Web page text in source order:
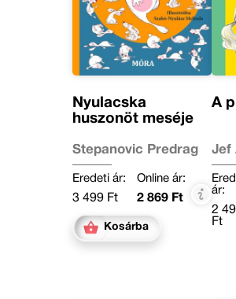
Nyulacska
huszonöt meséje
Stepanovic Predrag
Eredeti ár:
3 499 Ft
Online ár:
2 869 Ft
Kosárba
A
Jef
ár:
2
Ft